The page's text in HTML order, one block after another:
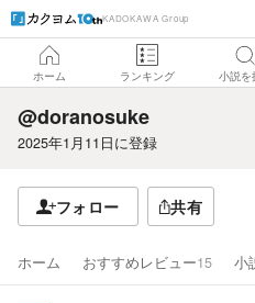
KADOKAWA Group
ホーム ランキング 小説を
@doranosuke
2025年1月11日に登録
フォロー 共有
ホーム おすすめレビュー15 小